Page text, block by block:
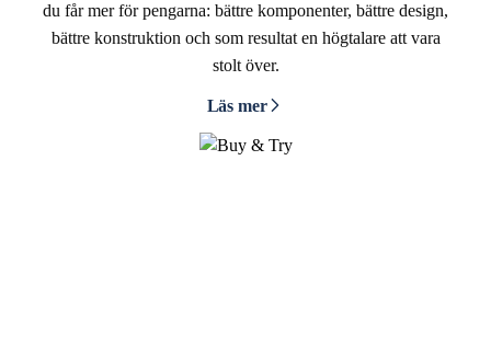
du får mer för pengarna: bättre komponenter, bättre design,
bättre konstruktion och som resultat en högtalare att vara
stolt över.
Läs mer